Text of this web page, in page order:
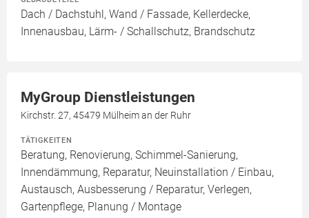
Dach / Dachstuhl, Wand / Fassade, Kellerdecke,
Innenausbau, Lärm- / Schallschutz, Brandschutz
MyGroup Dienstleistungen
Kirchstr. 27, 45479 Mülheim an der Ruhr
TÄTIGKEITEN
Beratung, Renovierung, Schimmel-Sanierung,
Innendämmung, Reparatur, Neuinstallation / Einbau,
Austausch, Ausbesserung / Reparatur, Verlegen,
Gartenpflege, Planung / Montage